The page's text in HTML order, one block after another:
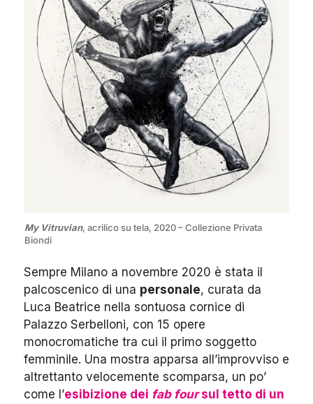
My Vitruvian, acrilico su tela, 2020 – Collezione Privata
Biondi
Sempre Milano a novembre 2020 è stata il
palcoscenico di una personale, curata da
Luca Beatrice nella sontuosa cornice di
Palazzo Serbelloni, con 15 opere
monocromatiche tra cui il primo soggetto
femminile. Una mostra apparsa all’improvviso e
altrettanto velocemente scomparsa, un po’
come l’esibizione dei fab foursul tetto di un